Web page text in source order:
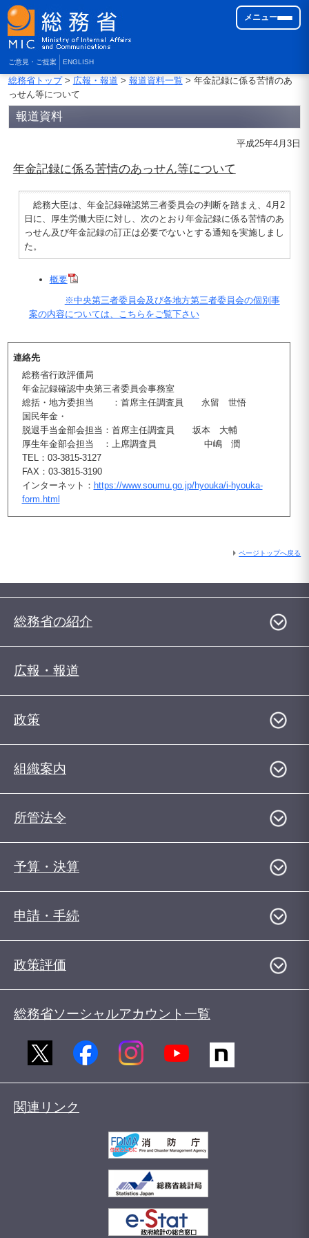
ご意見・ご提案 ENGLISH
メニュー
総務省トップ> 広報・報道 > 報道資料一覧> 年金記録に係る苦情のあ
っせん等について
報道資料
平成25年4月3日
年金記録に係る苦情のあっせん等について
総務大臣は、年金記録確認第三者委員会の判断を踏まえ、4月2
日に、厚生労働大臣に対し、次のとおり年金記録に係る苦情のあ
っせん及び年金記録の訂正は必要でないとする通知を実施しまし
た。
概要
※中央第三者委員会及び各地方第三者委員会の個別事
案の内容については、こちらをご覧下さい
連絡先
総務省行政評価局
年金記録確認中央第三者委員会事務室
総括・地方委担当 ：首席主任調査員 永留 世悟
国民年金・
脱退手当金部会担当：首席主任調査員 坂本 大輔
厚生年金部会担当 ：上席調査員 中嶋 潤
TEL：03-3815-3127
FAX：03-3815-3190
インターネット： https://www.soumu.go.jp/hyouka/i-hyouka-
form.html
ページトップへ戻る
総務省の紹介
広報・報道
政策
組織案内
所管法令
予算・決算
申請・手続
政策評価
総務省ソーシャルアカウント一覧
関連リンク